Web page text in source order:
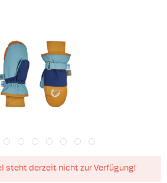
steht derzeit nicht zur Verfügung!